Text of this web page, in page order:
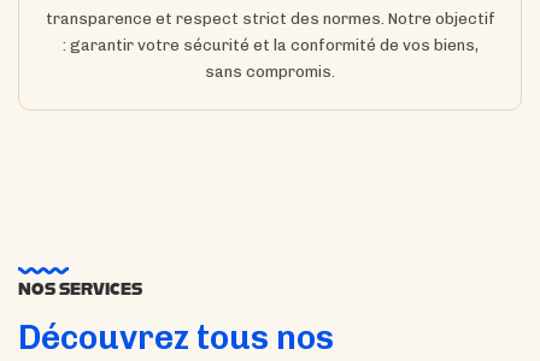
transparence et respect strict des normes. Notre objectif
: garantir votre sécurité et la conformité de vos biens,
sans compromis.
NOS SERVICES
Découvrez tous nos